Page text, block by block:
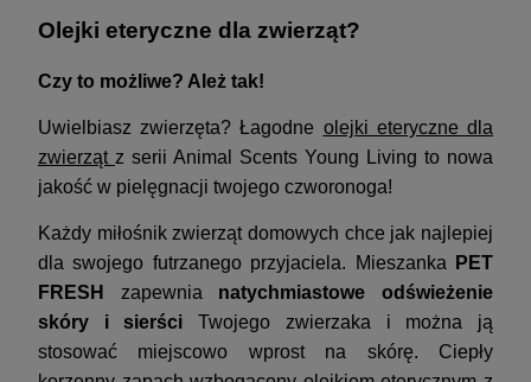
Olejki eteryczne dla zwierząt?
Czy to możliwe? Ależ tak!
Uwielbiasz zwierzęta? Łagodne olejki eteryczne dla
zwierząt z serii Animal Scents Young Living to nowa
jakość w pielęgnacji twojego czworonoga!
Każdy miłośnik zwierząt domowych chce jak najlepiej
dla swojego futrzanego przyjaciela. Mieszanka
PET
FRESH
zapewnia natychmiastowe odświeżenie
skóry i sierści Twojego zwierzaka i można ją
stosować miejscowo wprost na skórę. Ciepły